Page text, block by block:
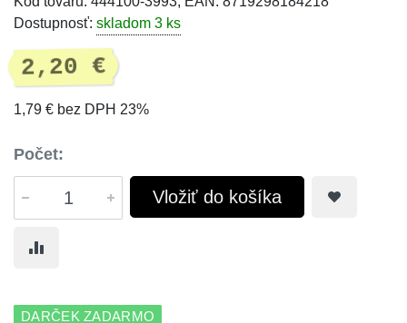
Dostupnosť: skladom 3 ks
2,20 €
1,79 € bez DPH 23%
Počet:
Vložiť do košíka
DARČEK ZADARMO